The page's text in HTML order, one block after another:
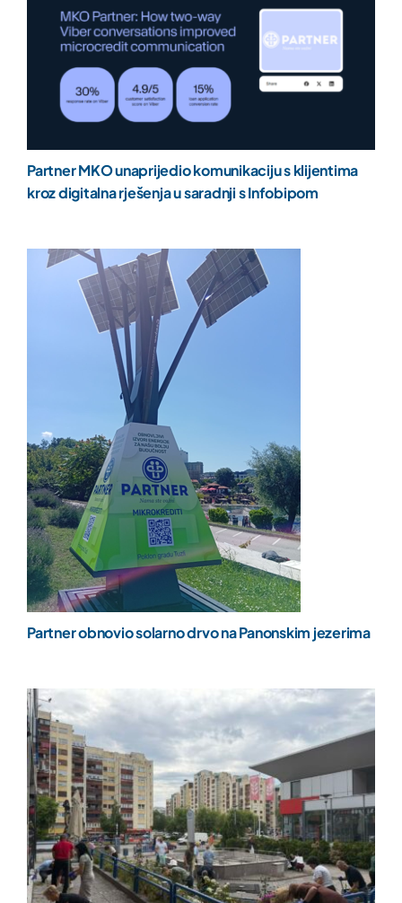
Partner MKO unaprijedio komunikaciju s klijentima
kroz digitalna rješenja u saradnji s Infobipom
Partner obnovio solarno drvo na Panonskim jezerima